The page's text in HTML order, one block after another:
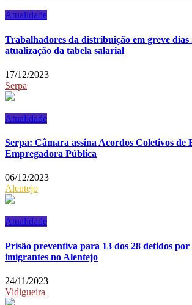
Atualidade
Trabalhadores da distribuição em greve dias
atualização da tabela salarial
17/12/2023
Serpa
Atualidade
Serpa: Câmara assina Acordos Coletivos de
Empregadora Pública
06/12/2023
Alentejo
Atualidade
Prisão preventiva para 13 dos 28 detidos por
imigrantes no Alentejo
24/11/2023
Vidigueira